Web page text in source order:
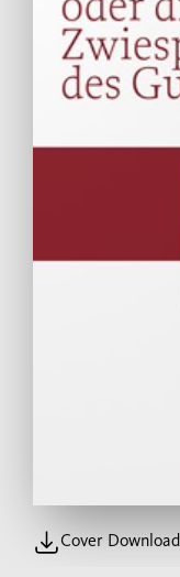
Cover Download